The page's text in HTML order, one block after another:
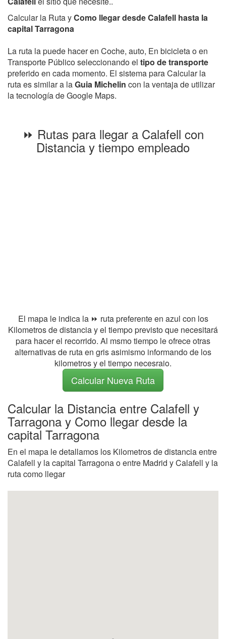
Calcular la Ruta yComo llegar desde Calafell hasta la
capital Tarragona
La ruta la puede hacer en Coche, auto, En bicicleta o en
Transporte Público seleccionando el tipo de transporte
preferido en cada momento. El sistema para Calcular la
ruta es similar a laGuia Michelin con la ventaja de utilizar
la tecnología de Google Maps.
⏩ Rutas para llegar a Calafell con
Distancia y tiempo empleado
El mapa le indica la ⏩ ruta preferente en azul con los
Kilometros de distancia y el tiempo previsto que necesitará
para hacer el recorrido. Al msmo tiempo le ofrece otras
alternativas de ruta en gris asimismo informando de los
kilometros y el tiempo necesraio.
Calcular Nueva Ruta
Calcular la Distancia entre Calafell y
Tarragona y Como llegar desde la
capital Tarragona
En el mapa le detallamos los Kilometros de distancia entre
Calafell y la capital Tarragona o entre Madrid y Calafell y la
ruta como llegar